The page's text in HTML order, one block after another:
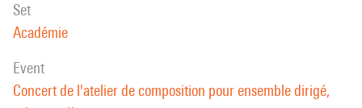
set
Académie
event
Concert de l'atelier de composition pour ensemble dirigé,